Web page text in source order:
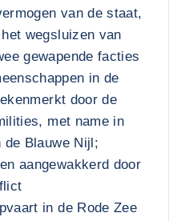
van de staat,
wegsluizen van
gewapende facties
in de
door de
met name in
de Blauwe Nijl;
aangewakkerd door
in de Rode Zee